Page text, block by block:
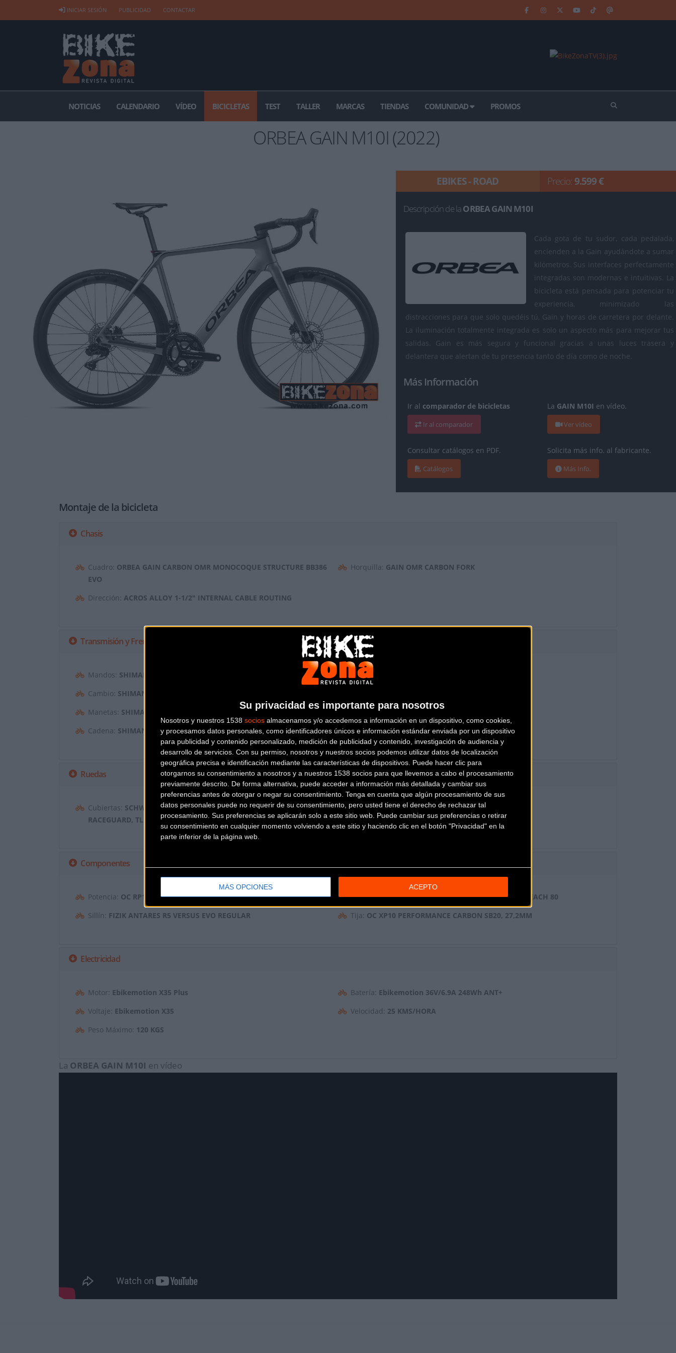
Su privacidad es importante para nosotros
Nosotros y nuestros 1538 socios almacenamos y/o accedemos a información en un dispositivo, como cookies,
y procesamos datos personales, como identificadores únicos e información estándar enviada por un dispositivo
para publicidad y contenido personalizado, medición de publicidad y contenido, investigación de audiencia y
desarrollo de servicios. Con su permiso, nosotros y nuestros socios podemos utilizar datos de localización
geográfica precisa e identificación mediante las características de dispositivos. Puede hacer clic para
otorgarnos su consentimiento a nosotros y a nuestros 1538 socios para que llevemos a cabo el procesamiento
previamente descrito. De forma alternativa, puede acceder a información más detallada y cambiar sus
preferencias antes de otorgar o negar su consentimiento. Tenga en cuenta que algún procesamiento de sus
datos personales puede no requerir de su consentimiento, pero usted tiene el derecho de rechazar tal
procesamiento. Sus preferencias se aplicarán solo a este sitio web. Puede cambiar sus preferencias o retirar
su consentimiento en cualquier momento volviendo a este sitio y haciendo clic en el botón "Privacidad" en la
parte inferior de la página web.
MÁS OPCIONES ACEPTO
INICIAR SESIÓN PUBLICIDAD CONTACTAR
NOTICIAS CALENDARIO VÍDEO BICICLETAS TEST TALLER MARCAS TIENDAS COMUNIDAD PROMOS
ORBEA GAIN M10I (2022)
EBIKES - ROAD Precio:9.599 €
Descripción de laORBEA GAIN M10I
Cada gota de tu sudor, cada pedalada,
encienden a la Gain ayudándote a sumar
kilómetros. Sus interfaces perfectamente
integradas son modernas e intuitivas. La
bicicleta está pensada para potenciar tu
experiencia, minimizado las
distracciones para que solo quedéis tú, Gain y horas de carretera por delante.
La iluminación totalmente integrada es solo un aspecto más para mejorar tus
salidas. Gain es más segura y funcional gracias a unas luces trasera y
delantera que alertan de tu presencia tanto de día como de noche.
Más Información
Ir al comparador de bicicletas
Ir al comparador
La GAIN M10I en vídeo.
Ver vídeo
Consultar catálogos en PDF.
Catálogos
Solicita más info. al fabricante.
Más Info.
Montaje de la bicicleta
Chasis
Cuadro: ORBEA GAIN CARBON OMR MONOCOQUE STRUCTURE BB386
EVO
Horquilla: GAIN OMR CARBON FORK
Dirección: ACROS ALLOY 1-1/2" INTERNAL CABLE ROUTING
Transmisión y Frenos
Mandos: SHIMANO R9270 Desviador:
Cambio: SHIMANO DURA-ACE DI2 R9250
Manetas: SHIMANO R9270 Casette:SHIMANO DURA-ACE R9200 11-30T 12-S
Cadena: SHIMANO CN-9100 Bielas:SHIMANO DURA-ACE R9200 34X50T
Ruedas
Cubiertas: SCHWALBE ONE 30-622, 700X30C, PERFORMANCE LINE
RACEGUARD, TLE, ADDIX
Llantas:OC2 CARBON 42 TUBELESS READY
Componentes
Potencia: OC RP10 ROAD PERFORMANCE ICR, -8º, IFC01 Manillar:OC RP10 ROAD PERFORMANCE CARBON, REACH 80
Sillín: FIZIK ANTARES R5 VERSUS EVO REGULAR Tija: OC XP10 PERFORMANCE CARBON SB20, 27,2MM
Electricidad
Motor: Ebikemotion X35 Plus Batería: Ebikemotion 36V/6.9A 248Wh ANT+
Voltaje: Ebikemotion X35 Velocidad: 25 KMS/HORA
Peso Máximo: 120 KGS
La ORBEA GAIN M10I en vídeo